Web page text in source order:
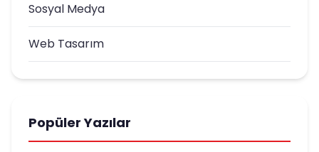
Sosyal Medya
Web Tasarım
Popüler Yazılar